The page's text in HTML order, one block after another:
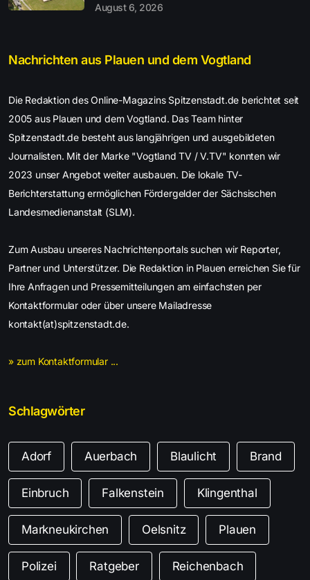
August 6, 2026
Nachrichten aus Plauen und dem Vogtland
Die Redaktion des Online-Magazins Spitzenstadt.de berichtet seit
2005 aus Plauen und dem Vogtland. Das Team hinter
Spitzenstadt.de besteht aus langjährigen und ausgebildeten
Journalisten. Mit der Marke "Vogtland TV / V.TV" konnten wir
2023 unser Angebot weiter ausbauen. Die lokale TV-
Berichterstattung ermöglichen Fördergelder der Sächsischen
Landesmedienanstalt (SLM).
Zum Ausbau unseres Nachrichtenportals suchen wir Reporter,
Partner und Unterstützer. Die Redaktion in Plauen erreichen Sie für
Ihre Anfragen und Pressemitteilungen am einfachsten per
Kontaktformular oder über unsere Mailadresse
kontakt(at)spitzenstadt.de.
» zum Kontaktformular ...
Schlagwörter
Adorf Auerbach Blaulicht Brand
Einbruch Falkenstein Klingenthal
Markneukirchen Oelsnitz Plauen
Polizei Ratgeber Reichenbach